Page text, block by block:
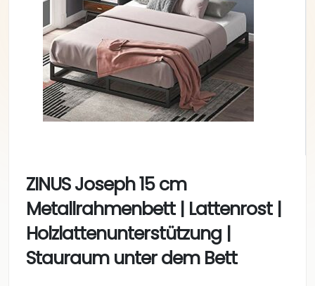
ZINUS Joseph 15 cm
Metallrahmenbett | Lattenrost |
Holzlattenunterstützung |
Stauraum unter dem Bett